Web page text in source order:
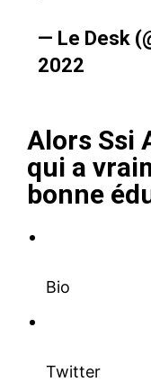
— Le Desk
2022
Alors Ssi
qui a
bonne
Bio
Twitter